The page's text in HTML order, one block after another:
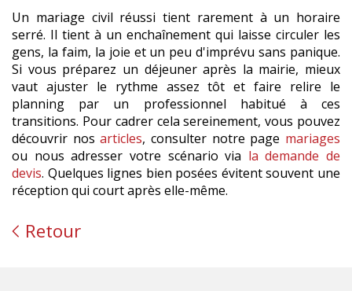
Un mariage civil réussi tient rarement à un horaire
serré. Il tient à un enchaînement qui laisse circuler les
gens, la faim, la joie et un peu d'imprévu sans panique.
Si vous préparez un déjeuner après la mairie, mieux
vaut ajuster le rythme assez tôt et faire relire le
planning par un professionnel habitué à ces
transitions. Pour cadrer cela sereinement, vous pouvez
découvrir nosarticles, consulter notre page mariages
ou nous adresser votre scénario via la demande de
devis. Quelques lignes bien posées évitent souvent une
réception qui court après elle-même.
Retour